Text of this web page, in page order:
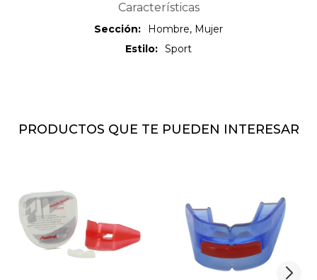
Características
Sección
Hombre, Mujer
Estilo
Sport
PRODUCTOS QUE TE PUEDEN INTERESAR